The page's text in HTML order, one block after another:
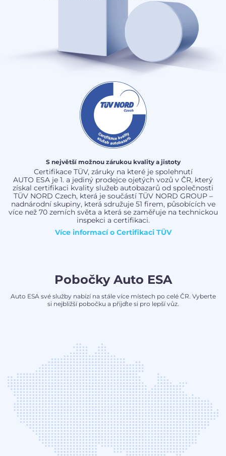
S největší možnou zárukou kvality a jistoty
Certifikace TÜV, záruky na které je spolehnutí
AUTO ESA je 1. a jediný prodejce ojetých vozů v ČR, který
získal certifikaci kvality služeb autobazarů od společnosti
TÜV NORD Czech, která je součástí TÜV NORD GROUP –
nadnárodní skupiny, která sdružuje 51 firem, působících ve
více než 70 zemích světa a která se zaměřuje na technickou
inspekci a certifikaci.
Více informací o Certifikaci TÜV
Pobočky Auto ESA
Auto ESA své služby nabízí na stále více místech po celé ČR. Vyberte
si nejbližší pobočku a přijďte si pro lepší vůz.